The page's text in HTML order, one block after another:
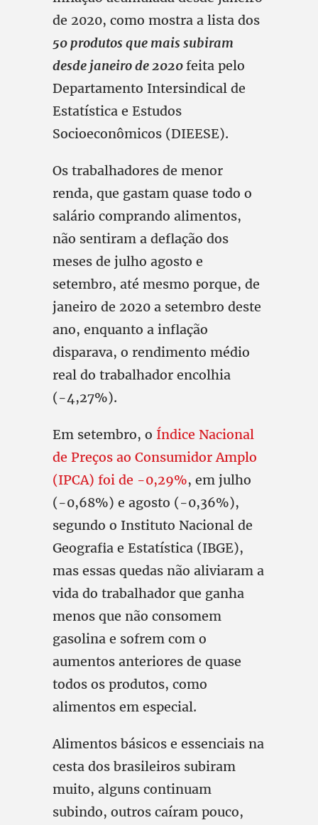
de 2020, como mostra a lista dos
50 produtos que mais subiram
desde janeiro de 2020feita pelo
Departamento Intersindical de
Estatística e Estudos
Socioeconômicos (DIEESE).
Os trabalhadores de menor
renda, que gastam quase todo o
salário comprando alimentos,
não sentiram a deflação dos
meses de julho agosto e
setembro, até mesmo porque, de
janeiro de 2020 a setembro deste
ano, enquanto a inflação
disparava, o rendimento médio
real do trabalhador encolhia
(-4,27%).
Em setembro, o Índice Nacional
de Preços ao Consumidor Amplo
(IPCA) foi de -0,29%, em julho
(-0,68%) e agosto (-0,36%),
segundo o Instituto Nacional de
Geografia e Estatística (IBGE),
mas essas quedas não aliviaram a
vida do trabalhador que ganha
menos que não consomem
gasolina e sofrem com o
aumentos anteriores de quase
todos os produtos, como
alimentos em especial.
Alimentos básicos e essenciais na
cesta dos brasileiros subiram
muito, alguns continuam
subindo, outros caíram pouco,